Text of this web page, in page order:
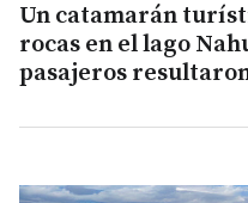
Un catamarán
rocas en el lago
pasajeros